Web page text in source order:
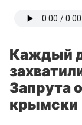
Каждый
Запрута
крымски